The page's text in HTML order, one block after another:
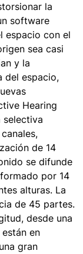
la
software
espacio con el
sea casi
y la
del espacio,
Hearing
selectiva
de 14
se difunde
por 14
alturas. La
de 45 partes.
desde una
en
gran